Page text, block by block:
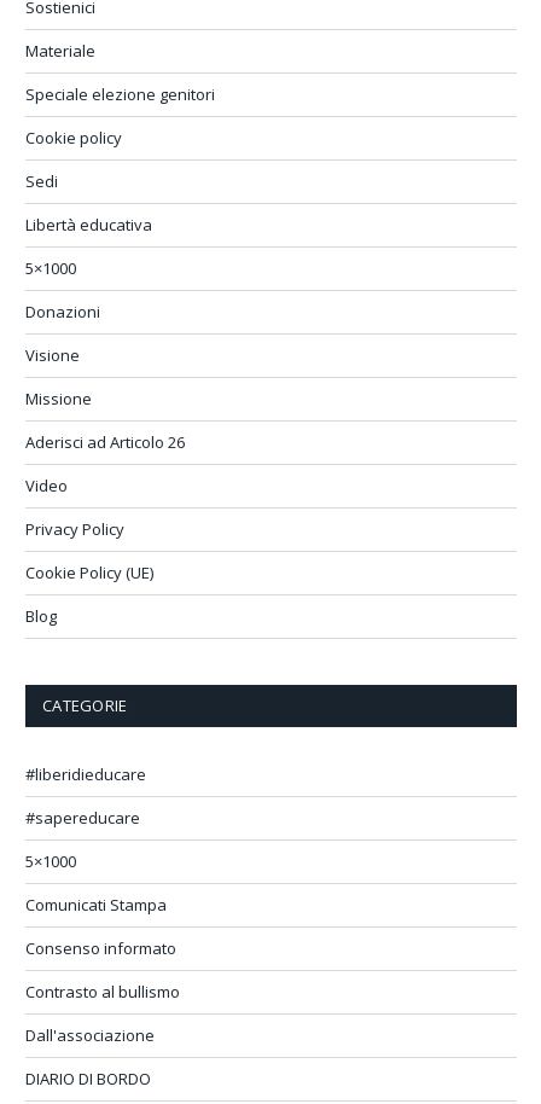
Sostienici
Materiale
Speciale elezione genitori
Cookie policy
Sedi
Libertà educativa
5×1000
Donazioni
Visione
Missione
Aderisci ad Articolo 26
Video
Privacy Policy
Cookie Policy (UE)
Blog
CATEGORIE
#liberidieducare
#sapereducare
5×1000
Comunicati Stampa
Consenso informato
Contrasto al bullismo
Dall'associazione
DIARIO DI BORDO